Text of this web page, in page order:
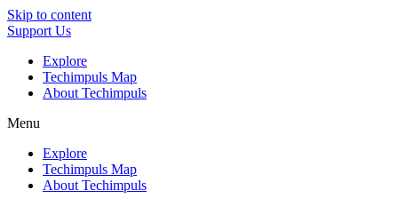
Skip to content
Support Us
Explore
Techimpuls Map
About Techimpuls
Menu
Explore
Techimpuls Map
About Techimpuls